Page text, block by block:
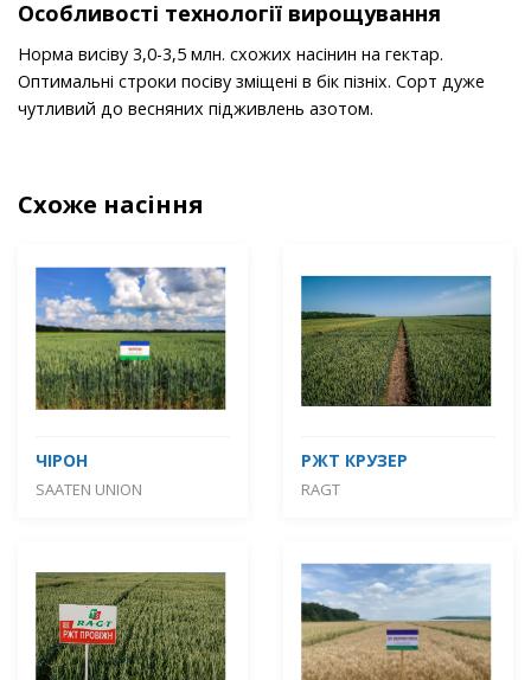
Особливості технології вирощування
Норма висіву 3,0-3,5 млн. схожих насінин на гектар.
Оптимальні строки посіву зміщені в бік пізніх. Сорт дуже
чутливий до весняних підживлень азотом.
Схоже насіння
ЧІРОН
SAATEN UNION
РЖТ КРУЗЕР
RAGT